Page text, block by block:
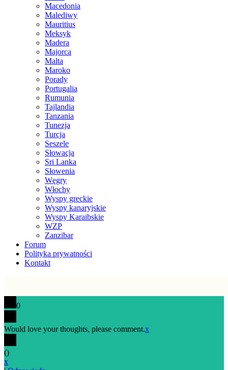
Macedonia
Malediwy
Mauritius
Meksyk
Madera
Majorca
Malta
Maroko
Porady
Portugalia
Rumunia
Tajlandia
Tanzania
Tunezja
Turcja
Seszele
Słowacja
Sri Lanka
Słowenia
Węgry
Włochy
Wyspy greckie
Wyspy kanaryjskie
Wyspy Karaibskie
WZP
Zanzibar
Forum
Polityka prywatności
Kontakt
0
Would love your thoughts, please comment.x
()
x